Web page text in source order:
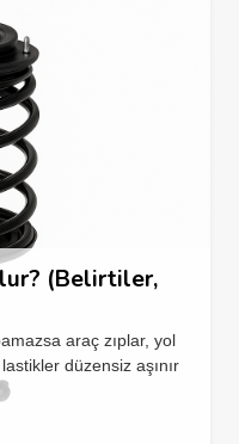
(Belirtiler,
araç zıplar, yol
düzensiz aşınır